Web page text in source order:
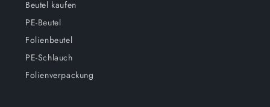
Beutel kaufen
PE-Beutel
Folienbeutel
PE-Schlauch
Folienverpackung